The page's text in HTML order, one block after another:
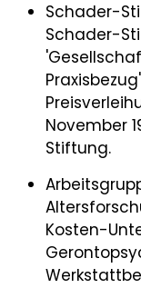
Schader-
Schader-
November
Stiftung.
Kosten-